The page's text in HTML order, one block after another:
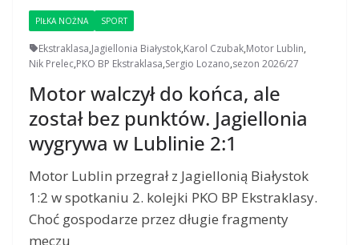
PIŁKA NOŻNA SPORT
Ekstraklasa,Jagiellonia Białystok,Karol Czubak,Motor Lublin,
Nik Prelec,PKO BP Ekstraklasa,Sergio Lozano,sezon 2026/27
Motor walczył do końca, ale
został bez punktów. Jagiellonia
wygrywa w Lublinie 2:1
Motor Lublin przegrał z Jagiellonią Białystok
1:2 w spotkaniu 2. kolejki PKO BP Ekstraklasy.
Choć gospodarze przez długie fragmenty
meczu